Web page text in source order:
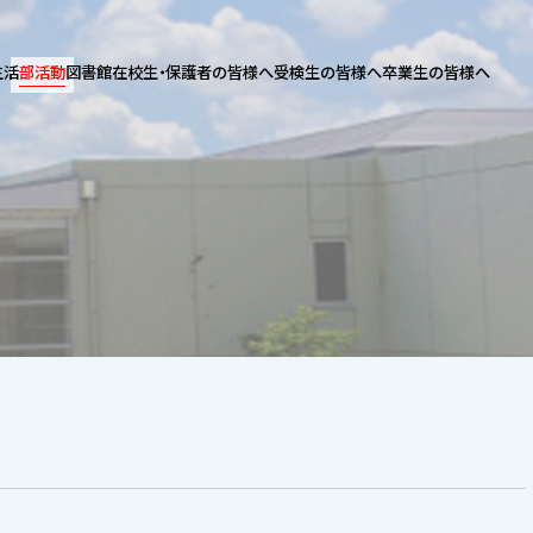
部活動図書館在校生・保護者の皆様へ受検生の皆様へ卒業生の皆様へ